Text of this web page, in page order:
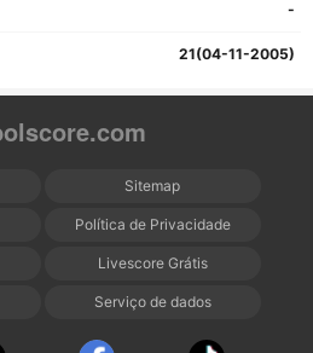
-
21(04-11-2005)
Sitemap
Política de Privacidade
Livescore Grátis
Serviço de dados